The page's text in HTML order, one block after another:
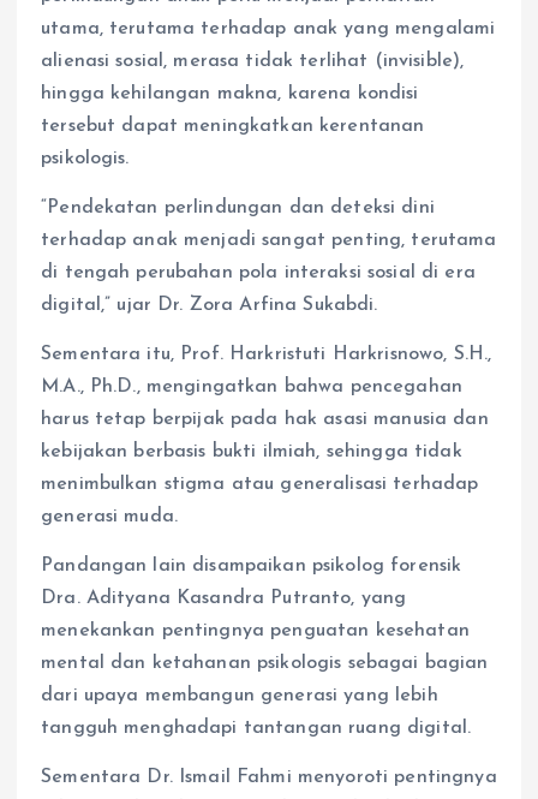
utama, terutama terhadap anak yang mengalami
alienasi sosial, merasa tidak terlihat (invisible),
hingga kehilangan makna, karena kondisi
tersebut dapat meningkatkan kerentanan
psikologis.
“Pendekatan perlindungan dan deteksi dini
terhadap anak menjadi sangat penting, terutama
di tengah perubahan pola interaksi sosial di era
digital,” ujar Dr. Zora Arfina Sukabdi.
Sementara itu, Prof. Harkristuti Harkrisnowo, S.H.,
M.A., Ph.D., mengingatkan bahwa pencegahan
harus tetap berpijak pada hak asasi manusia dan
kebijakan berbasis bukti ilmiah, sehingga tidak
menimbulkan stigma atau generalisasi terhadap
generasi muda.
Pandangan lain disampaikan psikolog forensik
Dra. Adityana Kasandra Putranto, yang
menekankan pentingnya penguatan kesehatan
mental dan ketahanan psikologis sebagai bagian
dari upaya membangun generasi yang lebih
tangguh menghadapi tantangan ruang digital.
Sementara Dr. Ismail Fahmi menyoroti pentingnya